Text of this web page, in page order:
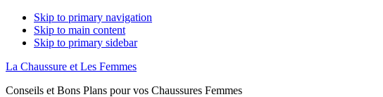
Skip to primary navigation
Skip to main content
Skip to primary sidebar
La Chaussure et Les Femmes
Conseils et Bons Plans pour vos Chaussures Femmes